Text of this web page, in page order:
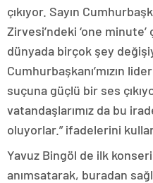
çıkıyor. Sayın
Zirvesi’ndeki ‘one minute’
dünyada birçok şey
Cumhurbaşkanı’mızın
suçuna güçlü bir ses
vatandaşlarımız da bu
oluyorlar.” ifadelerini
Yavuz Bingöl de ilk
anımsatarak, buradan